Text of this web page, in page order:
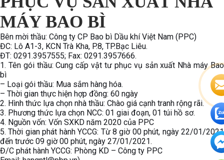
MÁY BAO BÌ
Bên mời thầu: Công ty CP Bao bì Dầu khí Việt Nam (PPC)
ĐC: Lô A1-3, KCN Trà Kha, P.8, TP.Bạc Liêu.
ĐT: 0291.3957555; Fax: 0291.3957666.
1. Tên gói thầu: Cung cấp vật tư phục vụ sản xuất Nhà máy Bao
bì
– Loại gói thầu: Mua sắm hàng hóa.
– Thời gian thực hiện hợp đồng: 60 ngày
2. Hình thức lựa chọn nhà thầu: Chào giá cạnh tranh rộng rãi.
3. Phương thức lựa chọn NCC: 01 giai đoạn, 01 túi hồ sơ.
4. Nguồn vốn: Vốn SXKD năm 2020 của PPC
5. Thời gian phát hành YCCG: Từ 8 giờ 00 phút, ngày 22/01/2021
đến trước 09 giờ 00 phút, ngày 27/01/2021.
Đ/C phát hành YCCG: Phòng KD – Công ty PPC